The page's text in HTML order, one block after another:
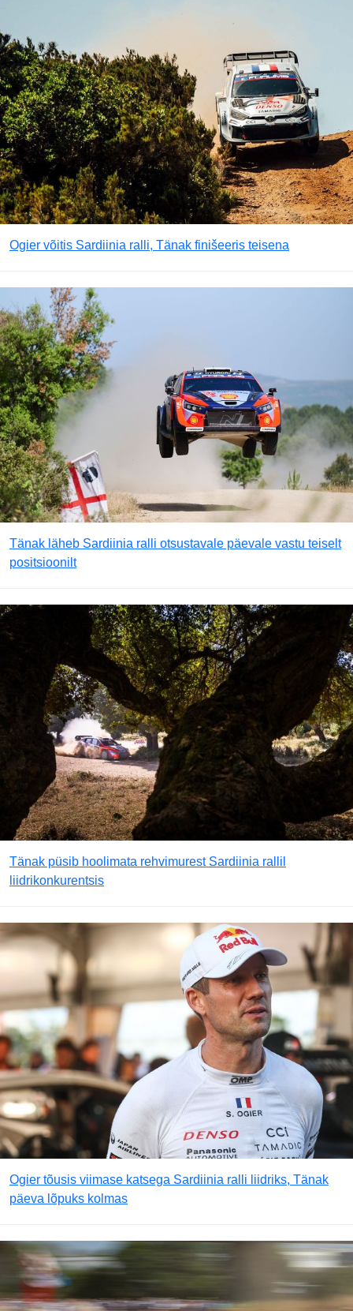
Ogier võitis Sardiinia ralli, Tänak finišeeris teisena
Tänak läheb Sardiinia ralli otsustavale päevale vastu teiselt
positsioonilt
Tänak püsib hoolimata rehvimurest Sardiinia rallil
liidrikonkurentsis
Ogier tõusis viimase katsega Sardiinia ralli liidriks, Tänak
päeva lõpuks kolmas